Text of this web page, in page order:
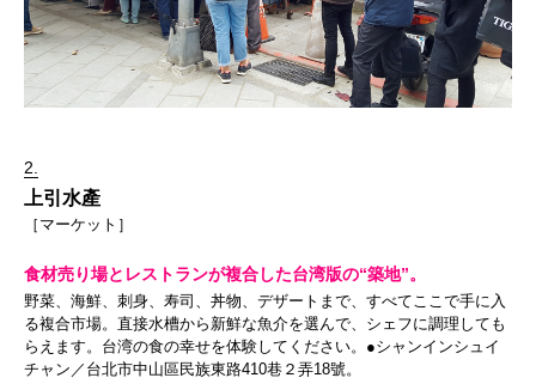
2.
上引水產
［マーケット］
食材売り場とレストランが複合した台湾版の“築地”。
野菜、海鮮、刺身、寿司、丼物、デザートまで、すべてここで手に入
る複合市場。直接水槽から新鮮な魚介を選んで、シェフに調理しても
らえます。台湾の食の幸せを体験してください。●シャンインシュイ
チャン／台北市中山區民族東路410巷２弄18號。